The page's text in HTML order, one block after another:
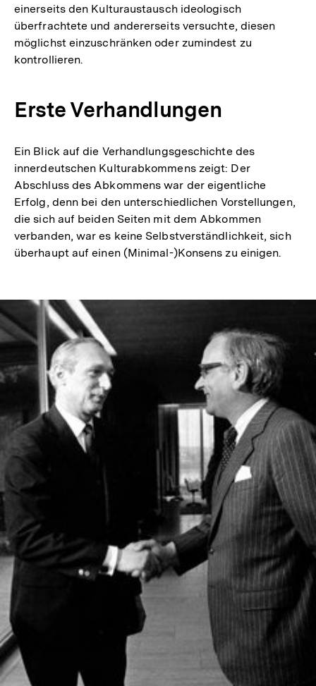
einerseits den Kulturaustausch ideologisch
überfrachtete und andererseits versuchte, diesen
möglichst einzuschränken oder zumindest zu
kontrollieren.
Erste Verhandlungen
Ein Blick auf die Verhandlungsgeschichte des
innerdeutschen Kulturabkommens zeigt: Der
Abschluss des Abkommens war der eigentliche
Erfolg, denn bei den unterschiedlichen Vorstellungen,
die sich auf beiden Seiten mit dem Abkommen
verbanden, war es keine Selbstverständlichkeit, sich
überhaupt auf einen (Minimal-)Konsens zu einigen.
In
Lightbox
öffnen